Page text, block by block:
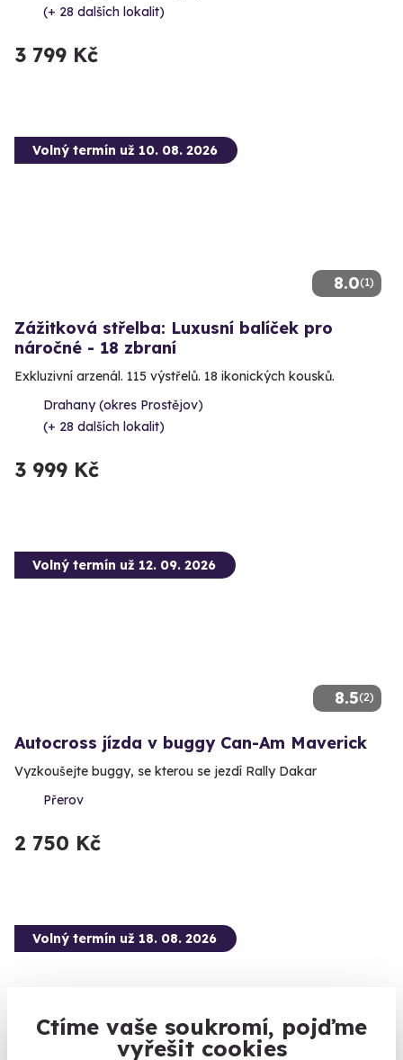
Ctíme vaše soukromí, pojďme
vyřešit cookies
(+ 28 dalších lokalit)
3 799 Kč
8.0(1)
Volný termín už 10. 08. 2026
Zážitková střelba: Luxusní balíček pro
náročné - 18 zbraní
Exkluzivní arzenál. 115 výstřelů. 18 ikonických kousků.
Drahany (okres Prostějov)
(+ 28 dalších lokalit)
3 999 Kč
8.5(2)
Volný termín už 12. 09. 2026
Autocross jízda v buggy Can-Am Maverick
Vyzkoušejte buggy, se kterou se jezdí Rally Dakar
Přerov
2 750 Kč
Volný termín už 18. 08. 2026